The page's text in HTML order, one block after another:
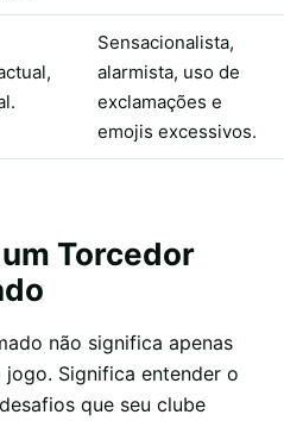
Sensacionalista,
alarmista, uso de
exclamações e
emojis excessivos.
Torcedor
não significa apenas
Significa entender o
que seu clube